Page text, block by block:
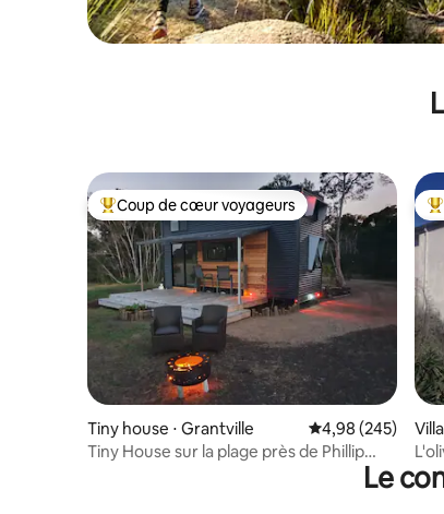
Coups de cœur voyageurs les plus appréciés
Coup de cœur voyageurs
Tiny house ⋅ Grantville Évaluation
4,98 (245)
Tiny House sur la plage près de Phillip
Le